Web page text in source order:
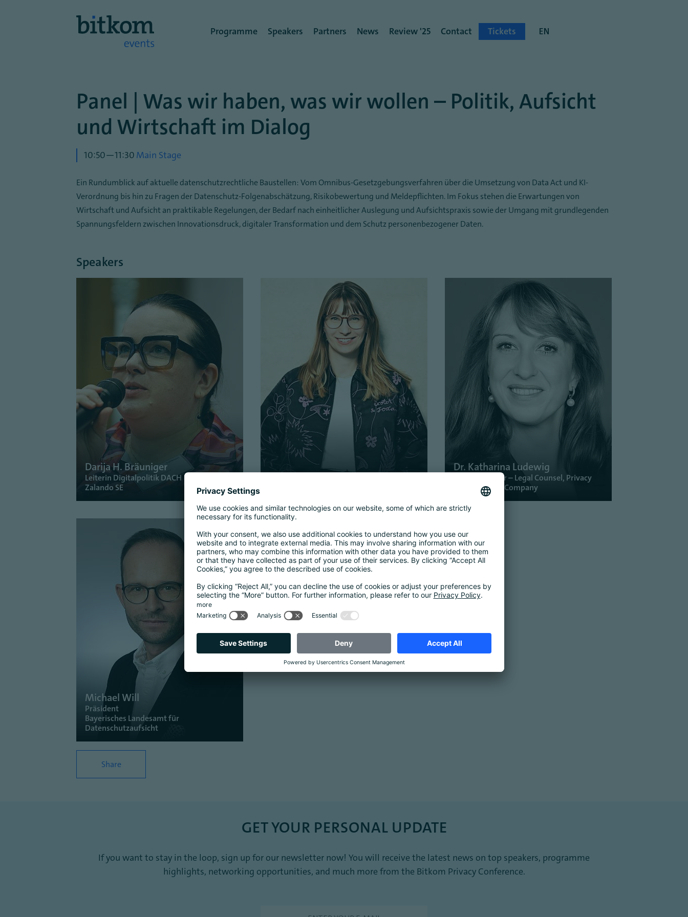
Panel | Was wir haben, was wir wollen – Politik, Aufsicht
und Wirtschaft im Dialog
10:50—11:30 Main Stage
Ein Rundumblick auf aktuelle datenschutzrechtliche Baustellen: Vom Omnibus-Gesetzgebungsverfahren über die Umsetzung von Data Act und KI-
Verordnung bis hin zu Fragen der Datenschutz-Folgenabschätzung, Risikobewertung und Meldepflichten. Im Fokus stehen die Erwartungen von
Wirtschaft und Aufsicht an praktikable Regelungen, der Bedarf nach einheitlicher Auslegung und Aufsichtspraxis sowie der Umgang mit grundlegenden
Spannungsfeldern zwischen Innovationsdruck, digitaler Transformation und dem Schutz personenbezogener Daten.
Speakers
Darija H. Bräuniger
Leiterin Digitalpolitik DACH
Zalando SE
MdB Jeanne Dillschneider
Dr. Katharina Ludewig
Senior Director – Legal Counsel, Privacy
The Coca-Cola Company
Michael Will
Präsident
Bayerisches Landesamt für
Datenschutzaufsicht
Share
GET YOUR PERSONAL UPDATE
If you want to stay in the loop, sign up for our newsletter now! You will receive the latest news on top speakers, programme
highlights, networking opportunities, and much more from the Bitkom Privacy Conference.
Benutzermenü
Programme Speakers Partners News Review '25 Contact Tickets EN